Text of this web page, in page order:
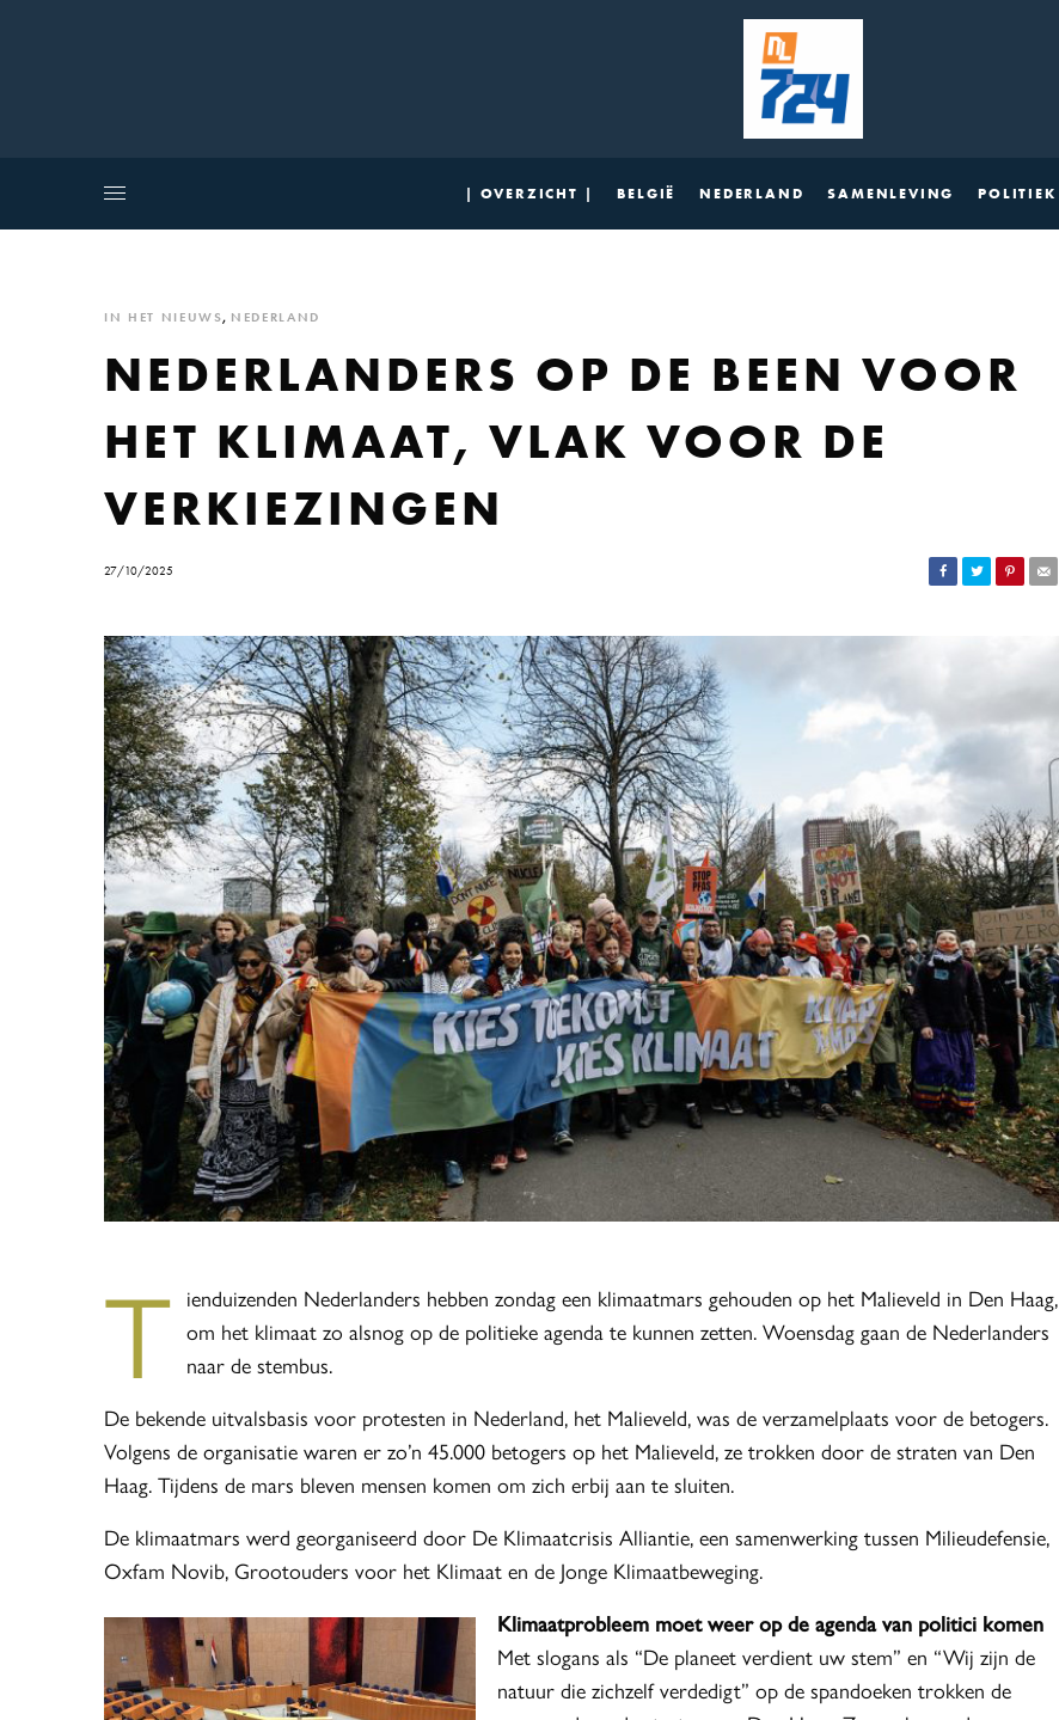
| OVERZICHT | BELGIË NEDERLAND SAMENLEVING POLITIEK
IN HET NIEUWS, NEDERLAND
NEDERLANDERS OP DE BEEN VOOR
HET KLIMAAT, VLAK VOOR DE
VERKIEZINGEN
27/10/2025
T ienduizenden Nederlanders hebben zondag een klimaatmars gehouden op het Malieveld in Den Haag,
om het klimaat zo alsnog op de politieke agenda te kunnen zetten. Woensdag gaan de Nederlanders
naar de stembus.
De bekende uitvalsbasis voor protesten in Nederland, het Malieveld, was de verzamelplaats voor de betogers.
Volgens de organisatie waren er zo’n 45.000 betogers op het Malieveld, ze trokken door de straten van Den
Haag. Tijdens de mars bleven mensen komen om zich erbij aan te sluiten.
De klimaatmars werd georganiseerd door De Klimaatcrisis Alliantie, een samenwerking tussen Milieudefensie,
Oxfam Novib, Grootouders voor het Klimaat en de Jonge Klimaatbeweging.
Klimaatprobleem moet weer op de agenda van politici komen
Met slogans als “De planeet verdient uw stem” en “Wij zijn de
natuur die zichzelf verdedigt” op de spandoeken trokken de